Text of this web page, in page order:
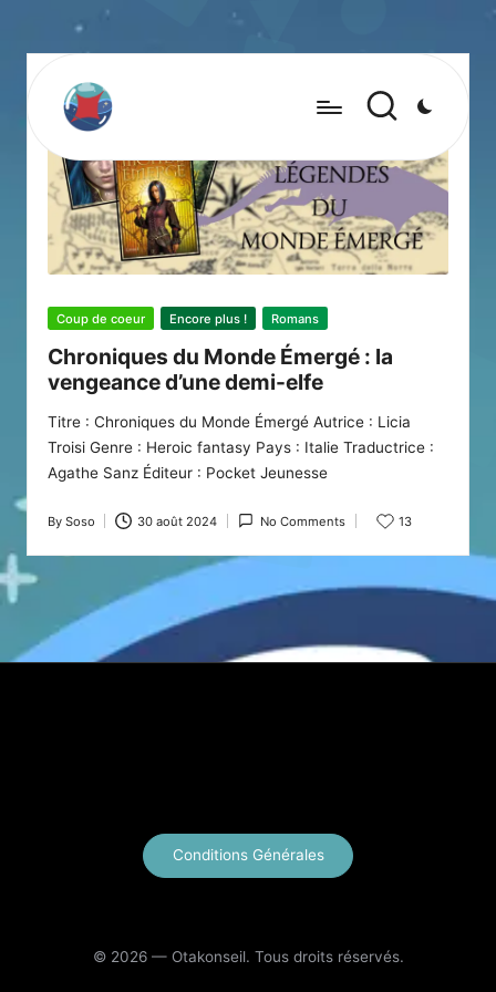
Posted
Coup de coeur Encore plus ! Romans
Chroniques du Monde Émergé : la
vengeance d’une demi-elfe
Titre : Chroniques du Monde Émergé Autrice : Licia
Troisi Genre : Heroic fantasy Pays : Italie Traductrice :
Agathe Sanz Éditeur : Pocket Jeunesse
Posted
by
By Soso 30 août 2024 No Comments 13
Conditions Générales
© 2026 — Otakonseil. Tous droits réservés.